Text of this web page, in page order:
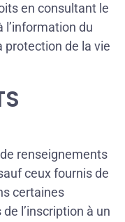
en consultant le
l’information du
protection de la vie
renseignements
ceux fournis de
certaines
l’inscription à un